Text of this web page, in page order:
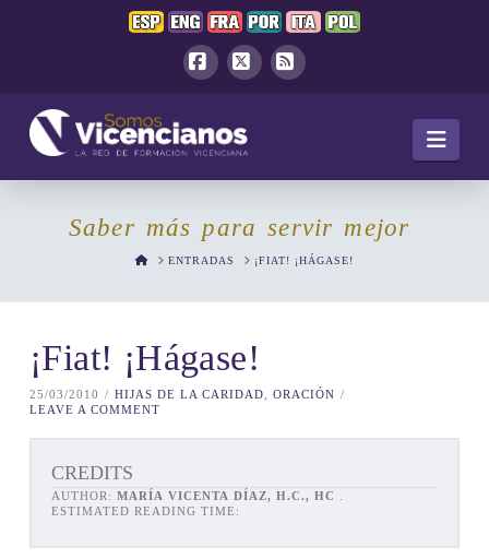
Saber más para servir mejor
HOMEENTRADAS ¡FIAT! ¡HÁGASE!
¡Fiat! ¡Hágase!
25/03/2010 HIJAS DE LA CARIDAD
ORACIÓN
LEAVE A COMMENT
CREDITS
AUTHOR: MARÍA VICENTA DÍAZ, H.C., HC
ESTIMATED READING TIME: